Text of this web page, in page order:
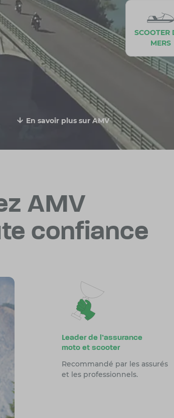
SCOOTER
MERS
En savoir plus sur AMV
AMV
confiance
Leader de l’assurance
moto et scooter
Recommandé par les assurés
et les professionnels.